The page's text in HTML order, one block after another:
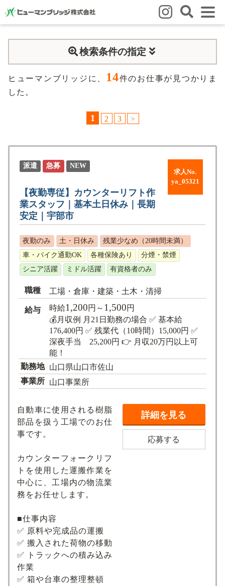
はじめての方
3つの強み いろいろな働き方
就業までの流れ HBのイイネ！
お悩み相談窓口
会社概要
ブログ
検索条件の指定
ヒューマンブリッジに、 14件のお仕事が見つかりま
した。
1 2 3 >
求人No.
ya_05321
派遣 急募 NEW
【夜勤専従】カウンターリフト作
業スタッフ｜基本土日休み｜長期
安定｜宇部市
夜勤のみ 土・日休み
残業少なめ（20時間未満）
車・バイク通勤OK
各種保険あり
分煙・禁煙
シニア活躍
ミドル活躍 有資格者のみ
職種 工場・倉庫・建築・土木・清掃
給与 時給1,200円～ 1,500円
💰月収例 月21日勤務の場合 ✅ 基本給
176,400円 ✅ 残業代（10時間）15,000円 ✅
深夜手当 25,200円 👉 月収20万円以上可
能！
勤務地 山口県山口市佐山
事業所 山口事業所
自動車に使用される樹脂
部品を扱う工場でのお仕
事です。
カウンターフォークリフ
トを使用した運搬作業を
中心に、工場内の物流業
務をお任せします。
■仕事内容
✅ 原料や完成品の運搬
✅ 搬入された荷物の移動
✅ トラックへの積み込み
作業
✅ 箱や台車の整理整頓
詳細を見る
応募する